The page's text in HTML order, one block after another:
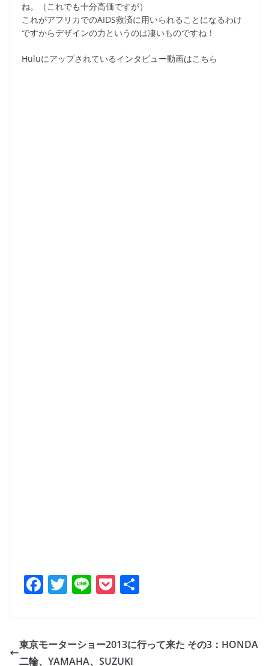
ね。（これでも十分高価ですが）
これがアフリカでのAIDS救済に用いられることになるわけ
ですからデザインの力というのは凄いものですね！
Huluにアップされているインタビュー動画はこちら
F
e
T
er
Li P
et
東京モーターショー2013に行って来た その3：HONDA
二輪、YAMAHA、SUZUKI